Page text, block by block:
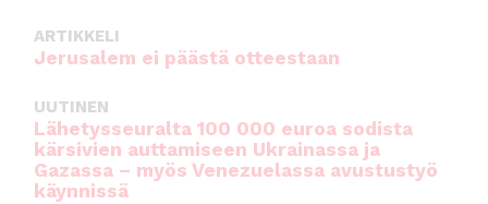
ARTIKKELI
Jerusalem ei päästä otteestaan
UUTINEN
Lähetysseuralta 100 000 euroa sodista
kärsivien auttamiseen Ukrainassa ja
Gazassa – myös Venezuelassa avustustyö
käynnissä